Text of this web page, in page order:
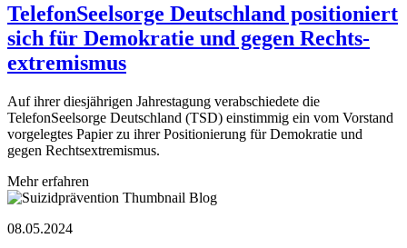
TelefonSeelsorge Deutschland positioniert
sich für Demokratie und gegen Rechts­
extremismus
Auf ihrer diesjährigen Jahrestagung verabschiedete die
TelefonSeelsorge Deutschland (TSD) einstimmig ein vom Vorstand
vorgelegtes Papier zu ihrer Positionierung für Demokratie und
gegen Rechtsextremismus.
Mehr erfahren
08.05.2024